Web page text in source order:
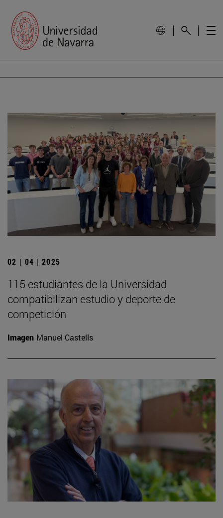
02 | 04 | 2025
115 estudiantes de la Universidad
compatibilizan estudio y deporte de
competición
Imagen Manuel Castells